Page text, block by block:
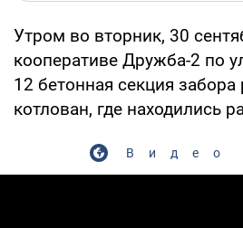
Утром во вторник, 30
кооперативе Дружба-2 по
12 бетонная секция забора
котлован, где находились
Видео